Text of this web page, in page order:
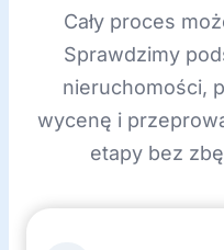
Cały proces
Sprawdzimy
nieruchomości,
wycenę i
etapy bez